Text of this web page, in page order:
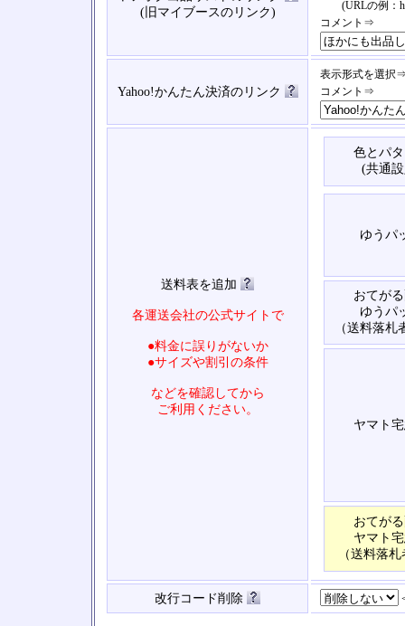
(旧マイブースのリンク)
(URLの例：
コメント⇒
Yahoo!かんたん決済のリンク
表示形式を選択
コメント⇒
送料表を追加
各運送会社の公式サイトで
●料金に誤りがないか
●サイズや割引の条件
などを確認してから
ご利用ください。
色とパ
(共通
ゆうパ
おてが
ゆうパ
（送料落札
ヤマト
おてが
ヤマト
（送料落
改行コード削除